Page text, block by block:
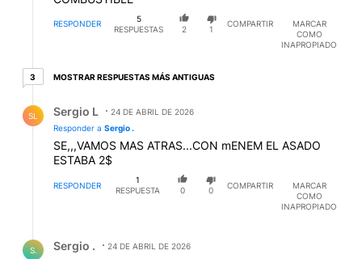
RESPONDER
5
RESPUESTAS
2 1
COMPARTIR
MARCAR
COMO
INAPROPIADO
33 respuestas más antiguas
MOSTRAR RESPUESTAS MÁS ANTIGUAS
SL Sergio L
24 DE ABRIL DE 2026
Responder a Sergio .
SE,,,VAMOS MAS ATRAS...CON mENEM EL ASADO
ESTABA 2$
RESPONDER
1
RESPUESTA
0 0
COMPARTIR
MARCAR
COMO
INAPROPIADO
S. Sergio .
24 DE ABRIL DE 2026